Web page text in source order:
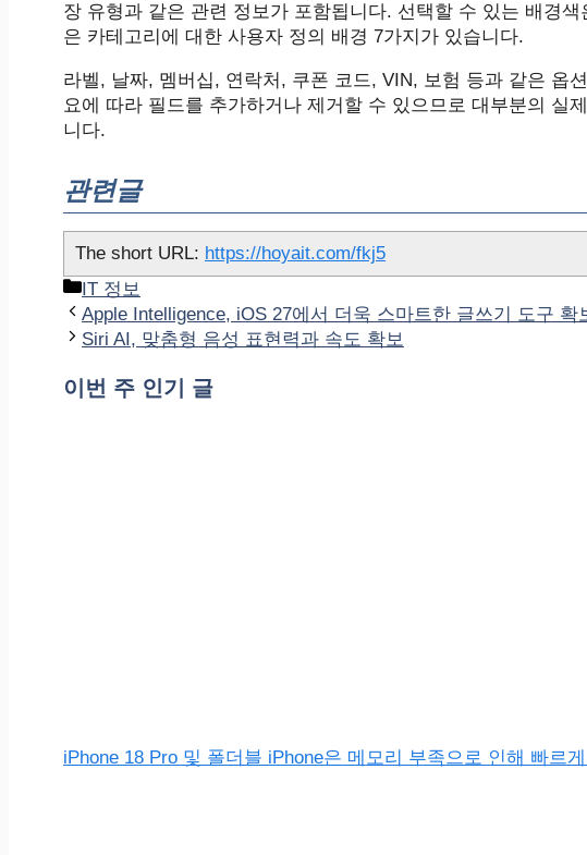
장 유형과 같은 관련 정보가 포함됩니다. 선택할 수 있는 배경
은 카테고리에 대한 사용자 정의 배경 7가지가 있습니다.
라벨, 날짜, 멤버십, 연락처, 쿠폰 코드, VIN, 보험 등과 같은 옵
요에 따라 필드를 추가하거나 제거할 수 있으므로 대부분의 실
니다.
관련글
The short URL: https://hoyait.com/fkj5
카
테
고
IT 정보
Apple Intelligence, iOS 27에서 더욱 스마트한 글쓰기 도구 확
Siri AI, 맞춤형 음성 표현력과 속도 확보
이번 주 인기 글
iPhone 18 Pro 및 폴더블 iPhone은 메모리 부족으로 인해 빠르